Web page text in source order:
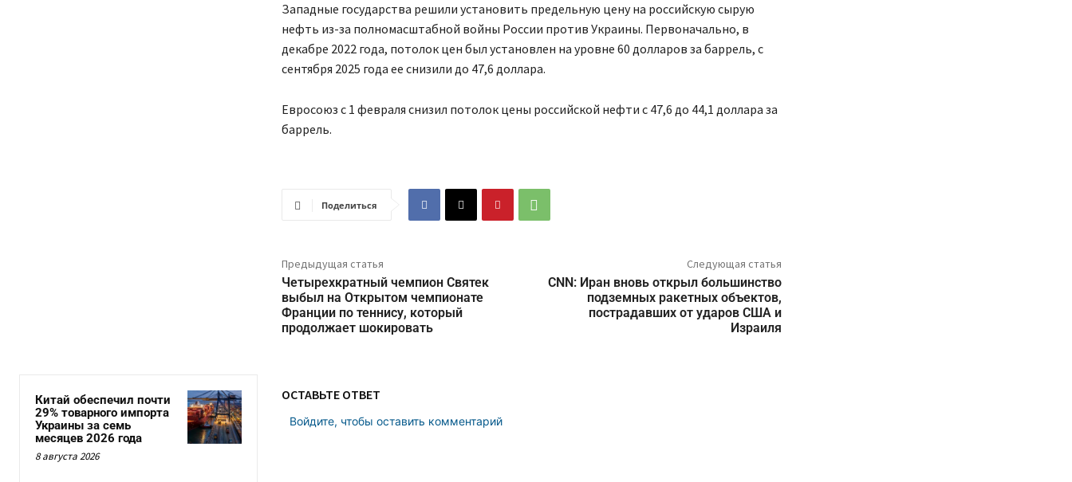
Западные государства решили установить предельную цену на российскую сырую
нефть из-за полномасштабной войны России против Украины. Первоначально, в
декабре 2022 года, потолок цен был установлен на уровне 60 долларов за баррель, с
сентября 2025 года ее снизили до 47,6 доллара.
Евросоюз с 1 февраля снизил потолок цены российской нефти с 47,6 до 44,1 доллара за
баррель.
Поделиться
Предыдущая статья
Четырехкратный чемпион Святек
выбыл на Открытом чемпионате
Франции по теннису, который
продолжает шокировать
Следующая статья
CNN: Иран вновь открыл большинство
подземных ракетных объектов,
пострадавших от ударов США и
Израиля
Китай обеспечил почти
29% товарного импорта
Украины за семь
месяцев 2026 года
8 августа 2026
ОСТАВЬТЕ ОТВЕТ
Войдите, чтобы оставить комментарий